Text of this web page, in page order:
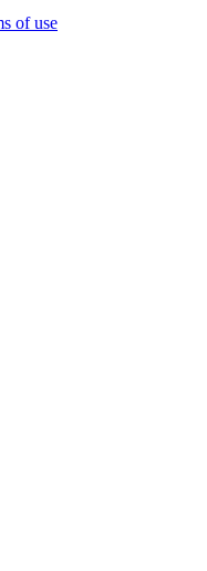
of use